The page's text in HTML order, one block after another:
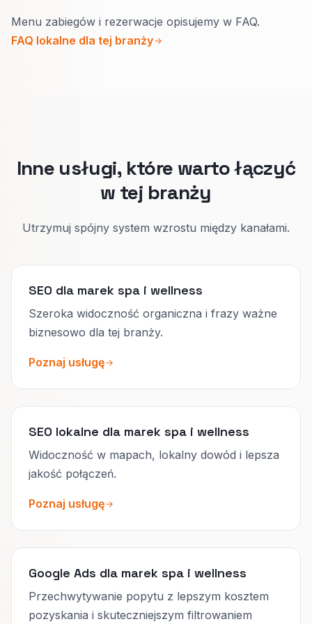
Gość chce znać efekt, czas i pielęgnację po
zabiegu prostym językiem.
Menu zabiegów i rezerwacje opisujemy w FAQ.
FAQ lokalne dla tej branży
Inne usługi, które warto łączyć
w tej branży
Utrzymuj spójny system wzrostu między kanałami.
SEO dla marek spa i wellness
Szeroka widoczność organiczna i frazy ważne
biznesowo dla tej branży.
Poznaj usługę
SEO lokalne dla marek spa i wellness
Widoczność w mapach, lokalny dowód i lepsza
jakość połączeń.
Poznaj usługę
Google Ads dla marek spa i wellness
Przechwytywanie popytu z lepszym kosztem
pozyskania i skuteczniejszym filtrowaniem